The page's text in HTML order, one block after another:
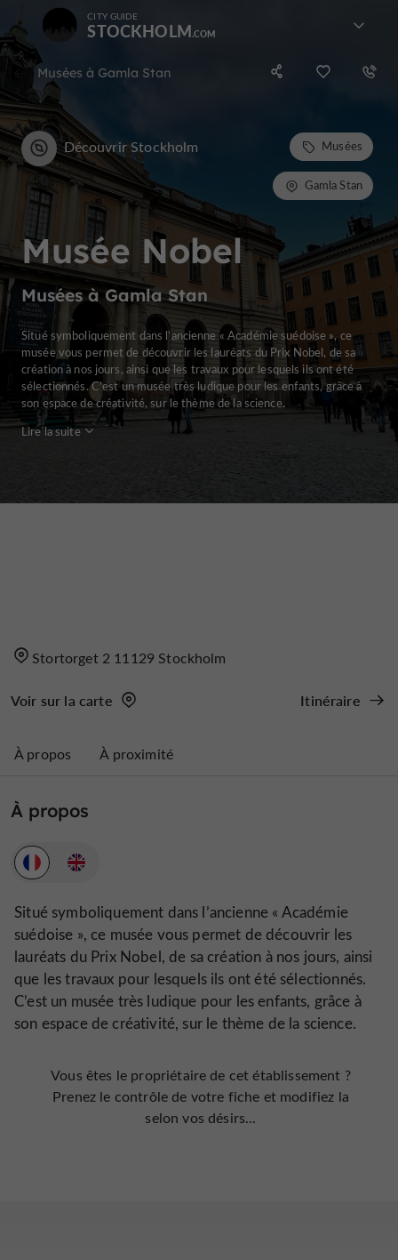
CITY GUIDE
STOCKHOLM
Musées à Gamla Stan
Musée Nobel
Musées à Gamla Stan
Découvrir Stockholm Musées
Gamla Stan
Situé symboliquement dans l’ancienne « Académie suédoise », ce
musée vous permet de découvrir les lauréats du Prix Nobel, de sa
création à nos jours, ainsi que les travaux pour lesquels ils ont été
sélectionnés. C’est un musée très ludique pour les enfants, grâce à
son espace de créativité, sur le thème de la science.
Lire la suite
Stortorget 2 11129 Stockholm
Voir sur la carte Itinéraire
À propos À proximité
À propos
Situé symboliquement dans l’ancienne « Académie
suédoise », ce musée vous permet de découvrir les
lauréats du Prix Nobel, de sa création à nos jours, ainsi
que les travaux pour lesquels ils ont été sélectionnés.
C’est un musée très ludique pour les enfants, grâce à
son espace de créativité, sur le thème de la science.
Vous êtes le propriétaire de cet établissement ?
Prenez le contrôle de votre fiche et modifiez la
selon vos désirs...